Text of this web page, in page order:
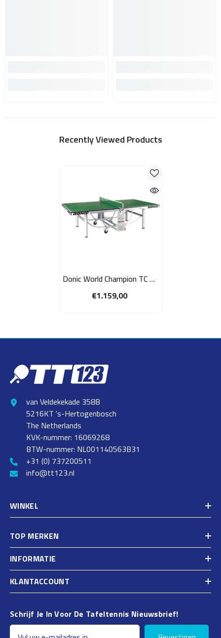
Recently Viewed Products
Donic World Champion TC 25
indoor competitie
tafeltennistafel - groen
€1.159,00
van Veldekekade 358B
5216KT 's-Hertogenbosch
The Netherlands
KVK-nummer: 16069268
BTW-nummer: NL001140563B31
+31 (0) 737200511
info@tt123.nl
WINKEL
TOP MERKEN
INFORMATIE
KLANTACCOUNT
Schrijf Je In Voor De Tafeltennis Nieuwsbrief!